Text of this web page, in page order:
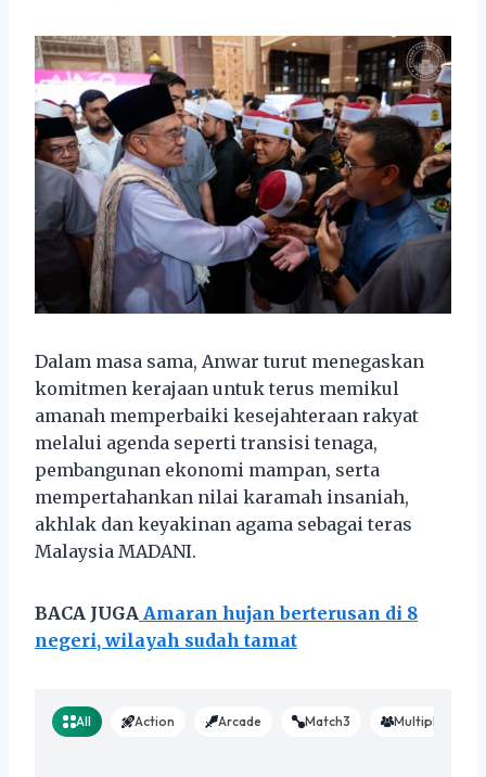
Dalam masa sama, Anwar turut menegaskan
komitmen kerajaan untuk terus memikul
amanah memperbaiki kesejahteraan rakyat
melalui agenda seperti transisi tenaga,
pembangunan ekonomi mampan, serta
mempertahankan nilai karamah insaniah,
akhlak dan keyakinan agama sebagai teras
Malaysia MADANI.
BACA JUGA Amaran hujan berterusan di 8
negeri, wilayah sudah tamat